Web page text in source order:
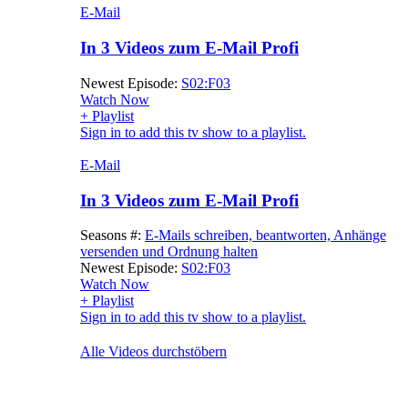
E-Mail
In 3 Videos zum E-Mail Profi
Newest Episode: S02:F03
Watch Now
+ Playlist
Sign in to add this tv show to a playlist.
E-Mail
In 3 Videos zum E-Mail Profi
Seasons #: E-Mails schreiben, beantworten, Anhänge
versenden und Ordnung halten
Newest Episode: S02:F03
Watch Now
+ Playlist
Sign in to add this tv show to a playlist.
Alle Videos durchstöbern